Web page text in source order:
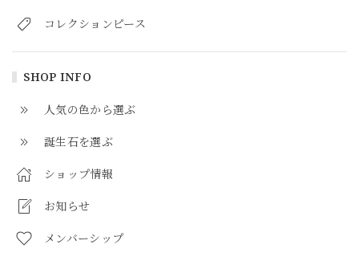
コレクションピース
SHOP INFO
人気の色から選ぶ
誕生石を選ぶ
ショップ情報
お知らせ
メンバーシップ